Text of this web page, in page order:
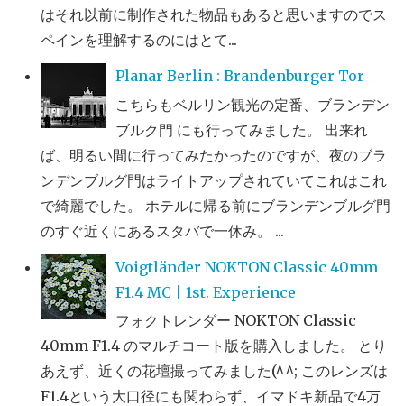
はそれ以前に制作された物品もあると思いますのでス
ペインを理解するのにはとて...
Planar Berlin : Brandenburger Tor
こちらもベルリン観光の定番、ブランデン
ブルク門 にも行ってみました。 出来れ
ば、明るい間に行ってみたかったのですが、夜のブラ
ンデンブルグ門はライトアップされていてこれはこれ
で綺麗でした。 ホテルに帰る前にブランデンブルグ門
のすぐ近くにあるスタバで一休み。 ...
Voigtländer NOKTON Classic 40mm
F1.4 MC | 1st. Experience
フォクトレンダー NOKTON Classic
40mm F1.4 のマルチコート版を購入しました。 とり
あえず、近くの花壇撮ってみました(^^; このレンズは
F1.4という大口径にも関わらず、イマドキ新品で4万